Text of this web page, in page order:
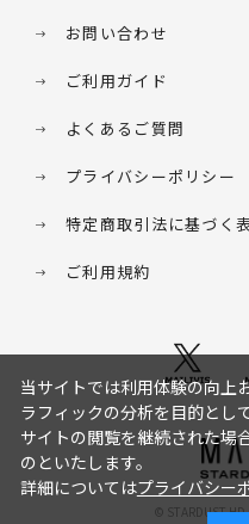
お問い合わせ
ご利用ガイド
よくあるご質問
プライバシーポリシー
特定商取引法に基づく
ご利用規約
© STARDUST
当サイトでは利用体験の向上
ラフィックの分析を目的とし
サイトの閲覧を継続された場
のといたします。
詳細についてはプライバシー